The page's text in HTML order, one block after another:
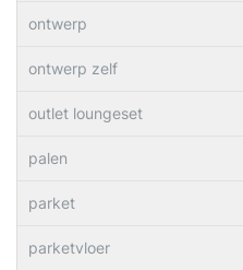
ontwerp
ontwerp zelf
outlet loungeset
palen
parket
parketvloer